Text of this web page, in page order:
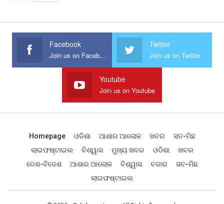
Facebook
Join us on Facebook
Twitter
Join us on Twitter
Youtube
Join us on Youtube
Homepage ଓଡିଶା ଆଶାର ଆଲୋକ ଖବର
ସତ-ମିଛ
ଲାଇଫଷ୍ଟାଇଲ
ବିଶ୍ୱାସ ମୁଖ୍ୟ ଖବର ଓଡିଶା
ଖବର
ଦେଶ-ବିଦେଶ
ଆଶାର ଆଲୋକ ବିଶ୍ୱାସ ବଜାର
ସତ-ମିଛ
ଲାଇଫଷ୍ଟାଇଲ